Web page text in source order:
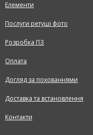
Елементи
Послуги ретуші фото
Розробка ПЗ
Оплата
Догляд за похованнями
Доставка та встановлення
Контакти